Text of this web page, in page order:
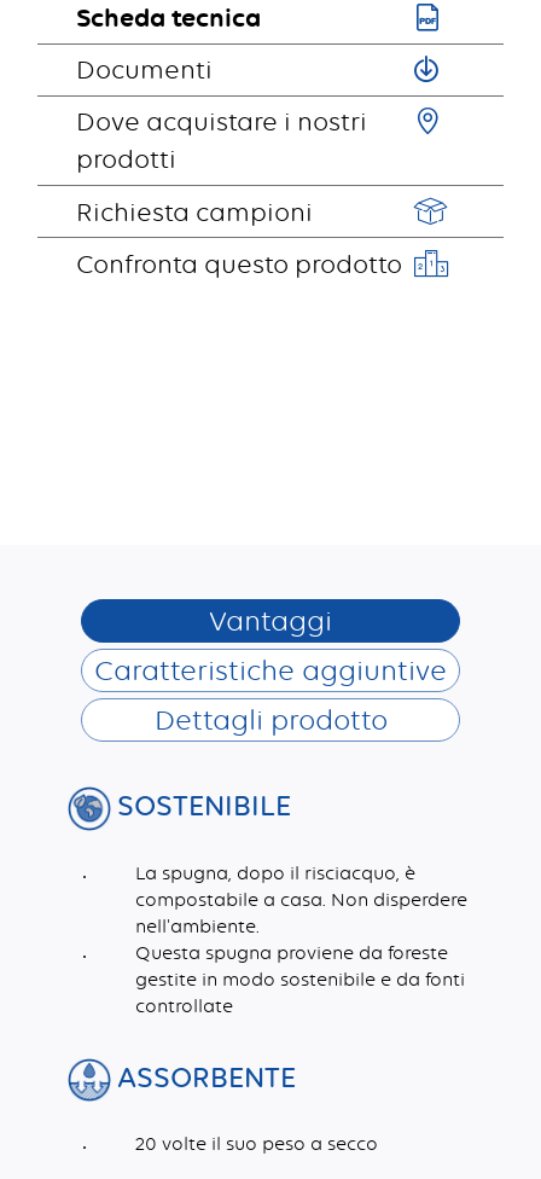
Scheda tecnica
Documenti
Dove acquistare i nostri
prodotti
Richiesta campioni
Confronta questo prodotto
Vantaggi
Caratteristiche aggiuntive
Dettagli prodotto
SOSTENIBILE
La spugna, dopo il risciacquo, è
compostabile a casa. Non disperdere
nell'ambiente.
Questa spugna proviene da foreste
gestite in modo sostenibile e da fonti
controllate
ASSORBENTE
20 volte il suo peso a secco